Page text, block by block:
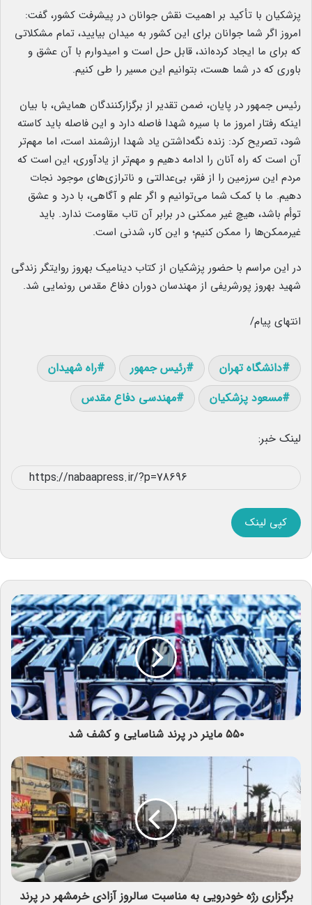
پزشکیان با تأکید بر اهمیت نقش جوانان در پیشرفت کشور، گفت:
امروز اگر شما جوانان برای این کشور به میدان بیایید، تمام مشکلاتی
که برای ما ایجاد کرده‌اند، قابل حل است و امیدوارم با آن عشق و
باوری که در شما هست، بتوانیم این مسیر را طی کنیم.
رئیس جمهور در پایان، ضمن تقدیر از برگزارکنندگان همایش، با بیان
اینکه رفتار امروز ما با سیره شهدا فاصله دارد و این فاصله باید کاسته
شود، تصریح کرد: زنده نگه‌داشتن یاد شهدا ارزشمند است، اما مهم‌تر
آن است که راه آنان را ادامه دهیم و مهم‌تر از یادآوری، این است که
مردم این سرزمین را از فقر، بی‌عدالتی و ناترازی‌های موجود نجات
دهیم. ما با کمک شما می‌توانیم و اگر علم و آگاهی، با درد و عشق
توأم باشد، هیچ غیر ممکنی در برابر آن تاب مقاومت ندارد. باید
غیرممکن‌ها را ممکن کنیم؛ و این کار، شدنی است.
در این مراسم با حضور پزشکیان از کتاب دینامیک بهروز روایتگر زندگی
شهید بهروز پورشریفی از مهندسان دوران دفاع مقدس رونمایی شد.
انتهای پیام/
دانشگاه تهران رئیس جمهور
راه شهیدان
مسعود پزشکیان
مهندسی دفاع مقدس
لینک خبر:
کپی لینک
۵۵۰ ماینر در پرند شناسایی و کشف شد
برگزاری رژه خودرویی به مناسبت سالروز آزادی خرمشهر در پرند